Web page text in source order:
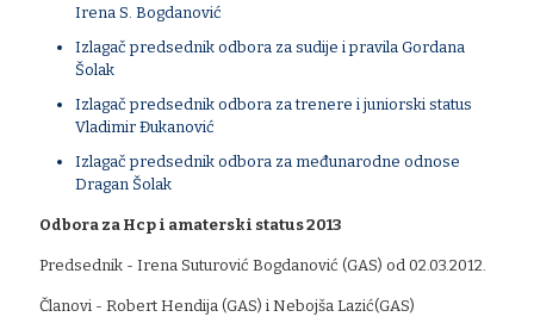
Irena S. Bogdanović
Izlagač predsednik odbora za sudije i pravila Gordana
Šolak
Izlagač predsednik odbora za trenere i juniorski status
Vladimir Đukanović
Izlagač predsednik odbora za međunarodne odnose
Dragan Šolak
Odbora za Hcp i amaterski status 2013
Predsednik - Irena Suturović Bogdanović (GAS) od 02.03.2012.
Članovi - Robert Hendija (GAS) i Nebojša Lazić(GAS)